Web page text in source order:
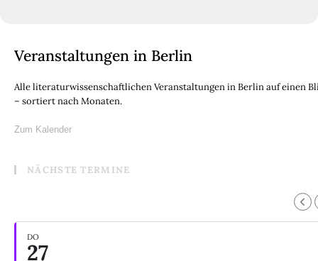
Veranstaltungen in Berlin
Alle literaturwissenschaftlichen Veranstaltungen in Berlin auf einen
– sortiert nach Monaten.
Zum Kalender
NÄCHSTE TERMINE
DO
27